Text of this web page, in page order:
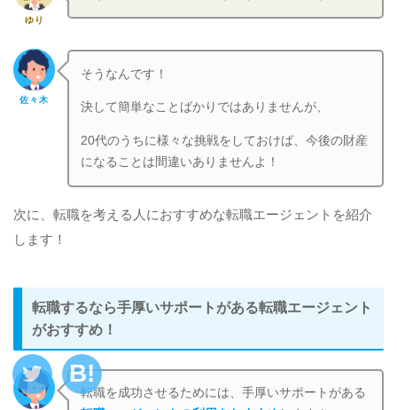
ゆり
佐々木
そうなんです！
決して簡単なことばかりではありませんが、
20代のうちに様々な挑戦をしておけば、今後の財産
になることは間違いありませんよ！
次に、転職を考える人におすすめな転職エージェントを紹介
します！
転職するなら手厚いサポートがある転職エージェント
がおすすめ！
転職を成功させるためには、手厚いサポートがある